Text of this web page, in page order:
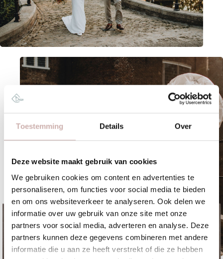
Toestemming Details Over
Deze website maakt gebruik van cookies
We gebruiken cookies om content en advertenties te
personaliseren, om functies voor social media te bieden
en om ons websiteverkeer te analyseren. Ook delen we
informatie over uw gebruik van onze site met onze
partners voor social media, adverteren en analyse. Deze
partners kunnen deze gegevens combineren met andere
informatie die u aan ze heeft verstrekt of die ze hebben